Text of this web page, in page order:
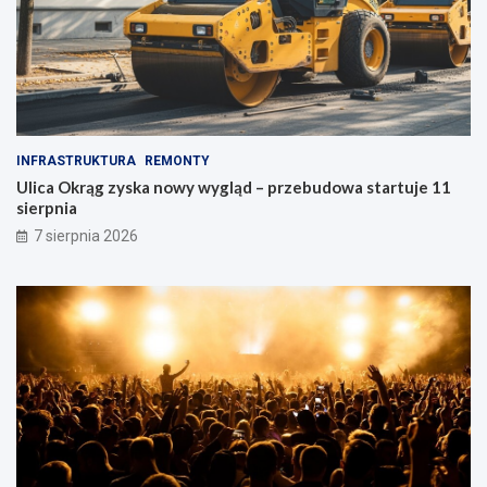
d
n
i
e
INFRASTRUKTURA REMONTY
Ulica Okrąg zyska nowy wygląd – przebudowa startuje 11
sierpnia
7 sierpnia 2026